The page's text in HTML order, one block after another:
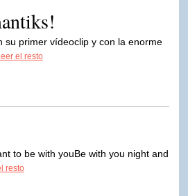
su primer vídeoclip y con la enorme
el resto
to be with youBe with you night and
resto